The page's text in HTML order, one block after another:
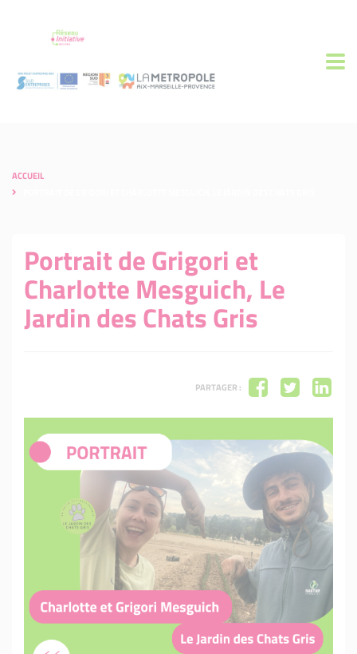
ACCUEIL
Portrait de Grigori et
Charlotte Mesguich, Le
Jardin des Chats Gris
PARTAGER :